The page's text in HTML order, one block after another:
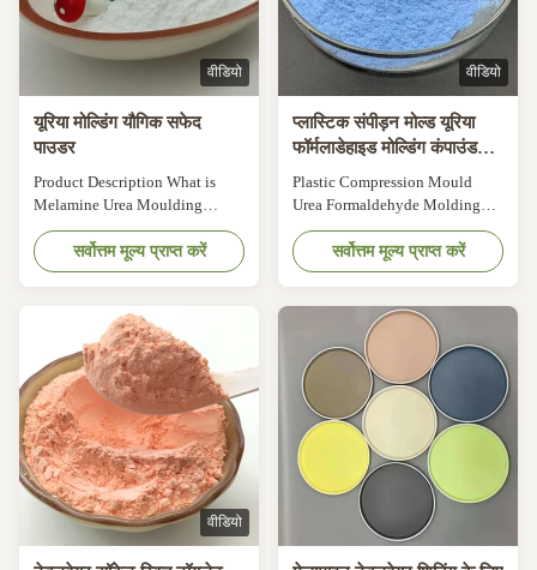
वीडियो
यूरिया मोल्डिंग यौगिक सफेद
पाउडर
Product Description What is
Melamine Urea Moulding
Compounds Urea molding
compound powder,also known
as urea formaldehyde compound
powder,is one kind of
thermosetting material, it's
produced by adding curing
agent, colorant,lubricant into
urea formaldehyde resin.
Color:white ...
सर्वोत्तम मूल्य प्राप्त करें
वीडियो
प्लास्टिक संपीड़न मोल्ड यूरिया
फॉर्मलाडेहाइड मोल्डिंग कंपाउंड
पाउडर
Plastic Compression Mould
Urea Formaldehyde Molding
Compound Powder Product
Description What Is Melamine
Tableware? Melamine moulding
melamine -formaldehyde resins
fortified with specialpurpose
additives, pigments, cure
regulators and lubricants
.specialpurpose additives, ...
सर्वोत्तम मूल्य प्राप्त करें
वीडियो